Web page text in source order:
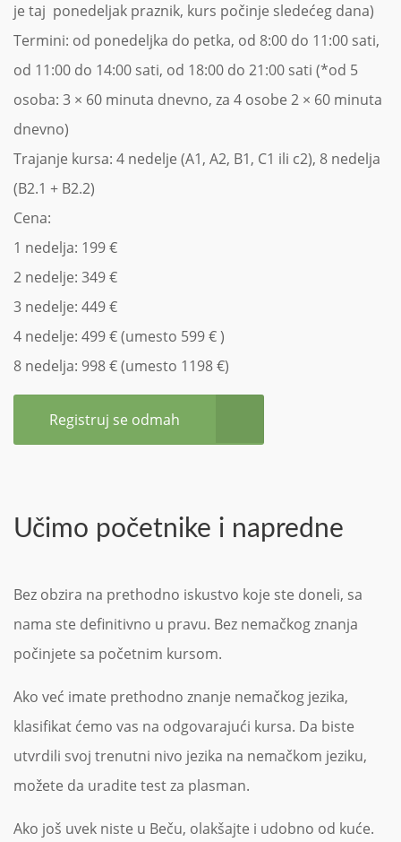
je taj ponedeljak praznik, kurs počinje sledećeg dana)
Termini: od ponedeljka do petka, od 8:00 do 11:00 sati,
od 11:00 do 14:00 sati, od 18:00 do 21:00 sati (*od 5
osoba: 3 × 60 minuta dnevno, za 4 osobe 2 × 60 minuta
dnevno)
Trajanje kursa: 4 nedelje (A1, A2, B1, C1 ili c2), 8 nedelja
(B2.1 + B2.2)
Cena:
1 nedelja: 199 €
2 nedelje: 349 €
3 nedelje: 449 €
4 nedelje: 499 € (umesto 599 € )
8 nedelja: 998 € (umesto 1198 €)
Registruj se odmah
Učimo početnike i napredne
Bez obzira na prethodno iskustvo koje ste doneli, sa
nama ste definitivno u pravu. Bez nemačkog znanja
počinjete sa početnim kursom.
Ako već imate prethodno znanje nemačkog jezika,
klasifikat ćemo vas na odgovarajući kursa. Da biste
utvrdili svoj trenutni nivo jezika na nemačkom jeziku,
možete da uradite test za plasman.
Ako još uvek niste u Beču, olakšajte i udobno od kuće.